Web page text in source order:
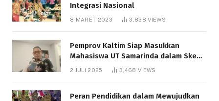
Integrasi Nasional
8 MARET 2023 3,838VIEWS
Pemprov Kaltim Siap Masukkan
Mahasiswa UT Samarinda dalam Skema
Bantuan Pendidikan Gratispol
2 JULI 2025 3,468 VIEWS
Peran Pendidikan dalam Mewujudkan